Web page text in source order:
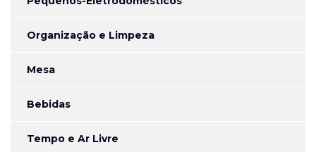
Organização e Limpeza
Mesa
Bebidas
Tempo e Ar Livre